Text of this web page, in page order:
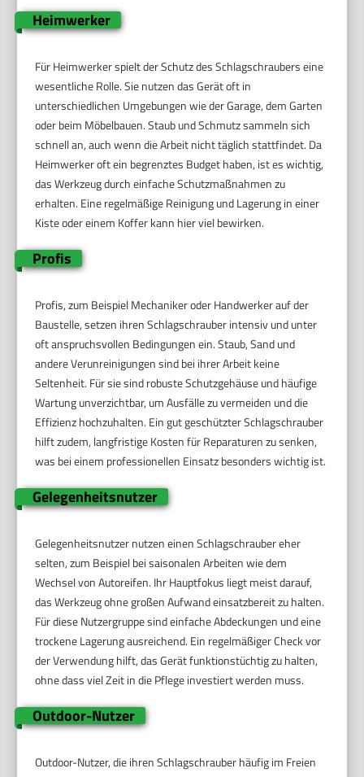
Heimwerker
Für Heimwerker spielt der Schutz des Schlagschraubers eine
wesentliche Rolle. Sie nutzen das Gerät oft in
unterschiedlichen Umgebungen wie der Garage, dem Garten
oder beim Möbelbauen. Staub und Schmutz sammeln sich
schnell an, auch wenn die Arbeit nicht täglich stattfindet. Da
Heimwerker oft ein begrenztes Budget haben, ist es wichtig,
das Werkzeug durch einfache Schutzmaßnahmen zu
erhalten. Eine regelmäßige Reinigung und Lagerung in einer
Kiste oder einem Koffer kann hier viel bewirken.
Profis
Profis, zum Beispiel Mechaniker oder Handwerker auf der
Baustelle, setzen ihren Schlagschrauber intensiv und unter
oft anspruchsvollen Bedingungen ein. Staub, Sand und
andere Verunreinigungen sind bei ihrer Arbeit keine
Seltenheit. Für sie sind robuste Schutzgehäuse und häufige
Wartung unverzichtbar, um Ausfälle zu vermeiden und die
Effizienz hochzuhalten. Ein gut geschützter Schlagschrauber
hilft zudem, langfristige Kosten für Reparaturen zu senken,
was bei einem professionellen Einsatz besonders wichtig ist.
Gelegenheitsnutzer
Gelegenheitsnutzer nutzen einen Schlagschrauber eher
selten, zum Beispiel bei saisonalen Arbeiten wie dem
Wechsel von Autoreifen. Ihr Hauptfokus liegt meist darauf,
das Werkzeug ohne großen Aufwand einsatzbereit zu halten.
Für diese Nutzergruppe sind einfache Abdeckungen und eine
trockene Lagerung ausreichend. Ein regelmäßiger Check vor
der Verwendung hilft, das Gerät funktionstüchtig zu halten,
ohne dass viel Zeit in die Pflege investiert werden muss.
Outdoor-Nutzer
Outdoor-Nutzer, die ihren Schlagschrauber häufig im Freien